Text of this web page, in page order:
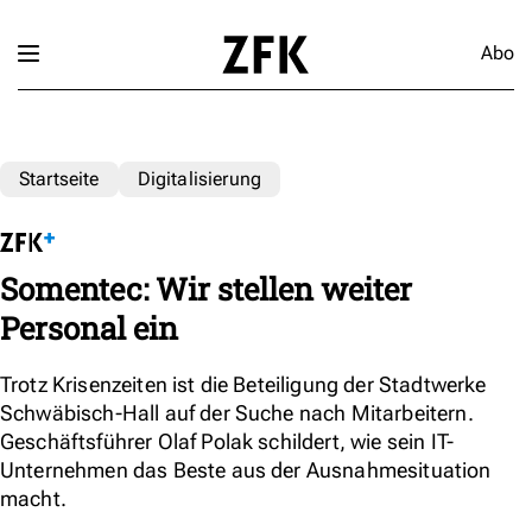
Abo
Startseite Digitalisierung
Somentec: Wir stellen weiter
Personal ein
Trotz Krisenzeiten ist die Beteiligung der Stadtwerke
Schwäbisch-Hall auf der Suche nach Mitarbeitern.
Geschäftsführer Olaf Polak schildert, wie sein IT-
Unternehmen das Beste aus der Ausnahmesituation
macht.